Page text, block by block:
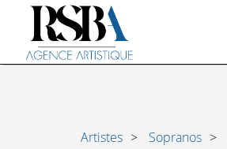
Artistes Sopranos